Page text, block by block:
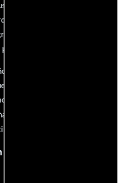
descubrimientos y compartan
fanáticos conocen. Sus
secreto que hará de
los amantes del celuloide.
ni opinión insignificante. ¿Algún
sueñas con ver reseñada?
de esta comunidad el epicentro
en la